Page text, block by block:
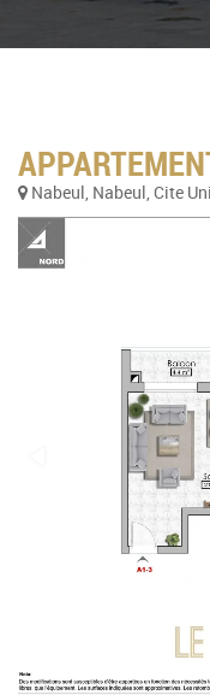
Nabeul, Nabeul, Cite